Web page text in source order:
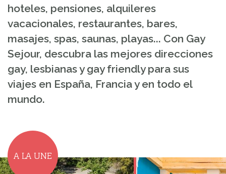
hoteles, pensiones, alquileres
vacacionales, restaurantes, bares,
masajes, spas, saunas, playas... Con Gay
Sejour, descubra las mejores direcciones
gay, lesbianas y gay friendly para sus
viajes en España, Francia y en todo el
mundo.
A LA UNE